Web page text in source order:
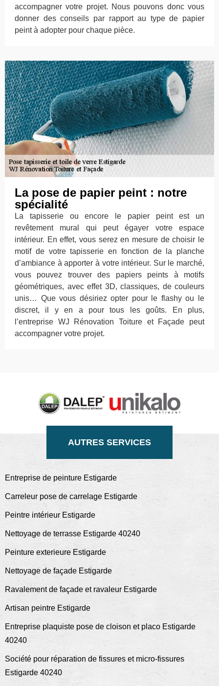
accompagner votre projet. Nous pouvons donc vous
donner des conseils par rapport au type de papier
peint à adopter pour chaque pièce.
La pose de papier peint : notre
spécialité
La tapisserie ou encore le papier peint est un
revêtement mural qui peut égayer votre espace
intérieur. En effet, vous serez en mesure de choisir le
motif de votre tapisserie en fonction de la planche
d’ambiance à apporter à votre intérieur. Sur le marché,
vous pouvez trouver des papiers peints à motifs
géométriques, avec effet 3D, classiques, de couleurs
unis… Que vous désiriez opter pour le flashy ou le
discret, il y en a pour tous les goûts. En plus,
l’entreprise WJ Rénovation Toiture et Façade peut
accompagner votre projet.
AUTRES SERVICES
Entreprise de peinture Estigarde
Carreleur pose de carrelage Estigarde
Peintre intérieur Estigarde
Nettoyage de terrasse Estigarde 40240
Peinture exterieure Estigarde
Nettoyage de façade Estigarde
Ravalement de façade et ravaleur Estigarde
Artisan peintre Estigarde
Entreprise plaquiste pose de cloison et placo Estigarde
40240
Société pour réparation de fissures et micro-fissures
Estigarde 40240